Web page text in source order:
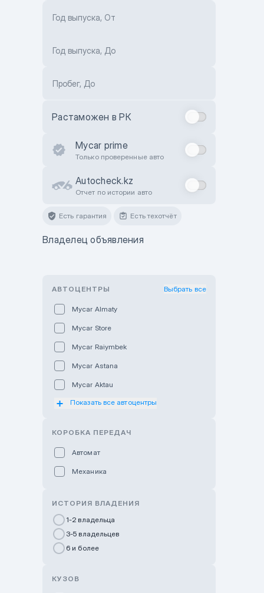
Год выпуска, От
Год выпуска, До
Пробег, До
Растаможен в РК
Mycar prime
Только проверенные авто
Autocheck.kz
Отчет по истории авто
Есть гарантия Есть техотчёт
Владелец объявления
АВТОЦЕНТРЫ Выбрать все
Mycar Almaty
Mycar Store
Mycar Raiymbek
Mycar Astana
Mycar Aktau
Mycar Uralsk
GWM Nurly Zhol
Chery Astana
Показать все автоцентры
КОРОБКА ПЕРЕДАЧ
Автомат
Механика
ИСТОРИЯ ВЛАДЕНИЯ
1-2 владельца
3-5 владельцев
6 и более
КУЗОВ